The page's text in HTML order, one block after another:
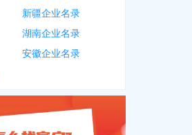
新疆企业名录
湖南企业名录
安徽企业名录